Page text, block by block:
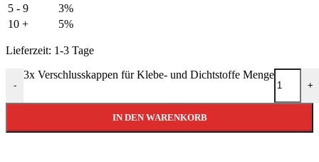
5 - 9
3%
10 +
5%
Lieferzeit: 1-3 Tage
-
3x Verschlusskappen für Klebe- und Dichtstoffe Menge
+
IN DEN WARENKORB